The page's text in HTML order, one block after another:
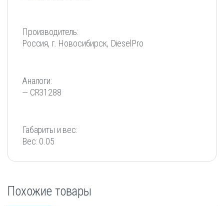
Производитель:
Россия, г. Новосибирск, DieselPro
Аналоги:
— CR31288
Габариты и вес:
Вес: 0.05
Похожие товары